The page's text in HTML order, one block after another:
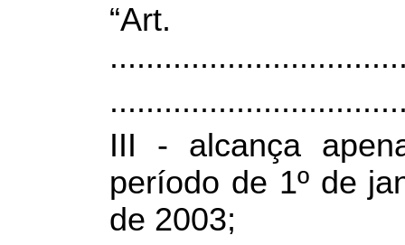
III - alcança
período de 1º de
de 2003;